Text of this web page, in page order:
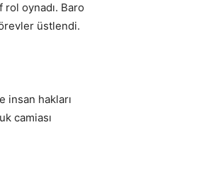
rol oynadı. Baro
üstlendi.
insan hakları
camiası